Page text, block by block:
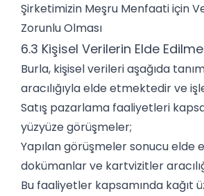
Şirketimizin Meşru Menfaati için
Zorunlu Olması
6.3 Kişisel Verilerin Elde
Burla, kişisel verileri aşağıda
aracılığıyla elde etmektedir ve
Satış pazarlama faaliyetleri
yüzyüze görüşmeler;
Yapılan görüşmeler sonucu elde
dokümanlar ve kartvizitler
Bu faaliyetler kapsamında kağıt